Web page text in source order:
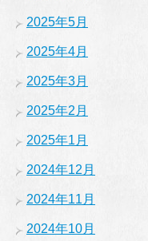
2025年5月
2025年4月
2025年3月
2025年2月
2025年1月
2024年12月
2024年11月
2024年10月